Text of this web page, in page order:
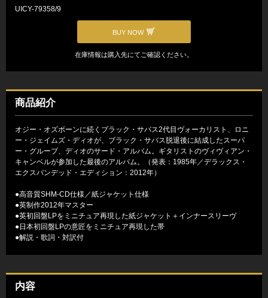
UICY-79358/9
BUY NOW
在庫情報は購入先にてご確認ください。
商品紹介
オジー・オズボーンに続くブラック・サバス2代目ヴォーカリスト、ロニ
ー・ジェイムズ・ディオが、ブラック・サバス脱退後に結成したスーパ
ー・グループ、ディオのサード・アルバム。ギタリストのヴィヴィアン・
キャンベルが参加した最後のアルバム。（発表：1985年／デラックス・
エクスパンデッド・エディション：2012年）
●高音質SHM-CD仕様／紙ジャケット仕様
●英制作2012年マスター
●英初回盤LPをミニチュア再現した紙ジャケット＋インナースリーヴ
●日本初回盤LPの意匠をミニチュア再現した帯
●解説・歌詞・対訳付
内容